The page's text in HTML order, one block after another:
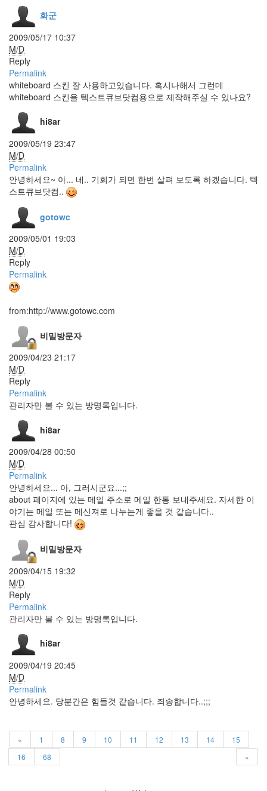
화군
2009/05/17 10:37
M/D
Reply
Permalink
whiteboard 스킨 잘 사용하고있습니다. 혹시나해서 그런데
whiteboard 스킨을 텍스트큐브닷컴용으로 제작해주실 수 있나요?
hi8ar
2009/05/19 23:47
M/D
Permalink
안녕하세요~ 아... 네.. 기회가 되면 한번 살펴 보도록 하겠습니다. 텍
스트큐브닷컴..
gotowc
2009/05/01 19:03
M/D
Reply
Permalink
from:http://www.gotowc.com
비밀방문자
2009/04/23 21:17
M/D
Reply
Permalink
관리자만 볼 수 있는 방명록입니다.
hi8ar
2009/04/28 00:50
M/D
Permalink
안녕하세요... 아, 그러시군요...;;
about 페이지에 있는 메일 주소로 메일 한통 보내주세요. 자세한 이
야기는 메일 또는 메신져로 나누는게 좋을 것 같습니다..
관심 감사합니다!
비밀방문자
2009/04/15 19:32
M/D
Reply
Permalink
관리자만 볼 수 있는 방명록입니다.
hi8ar
2009/04/19 20:45
M/D
Permalink
안녕하세요. 당분간은 힘들것 같습니다. 죄송합니다..;;;
« 1 8 9 10 11 12 13 14
15
16
68 »
네
에?
확
장
기
능
Add-
Babyface
OneChanbara
녹
색
색
은
반
성
라
MassTagger
션
석
Peter
Bjorn
And
John
폰
swirl
VLC
Retro
맥북
HDMI
연결
하기
큐
티
하
니
Spell
이
션
HY
강
름